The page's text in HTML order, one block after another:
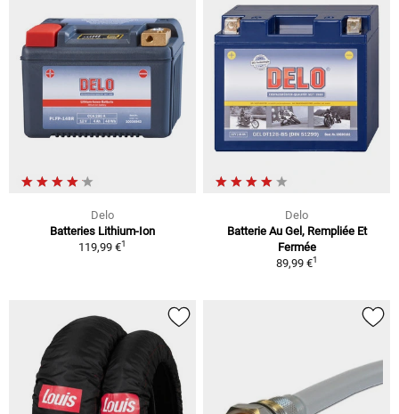
Delo
Batteries Lithium-Ion
119,99 €1
Delo
Batterie Au Gel, Rempliée Et
Fermée
89,99 €1